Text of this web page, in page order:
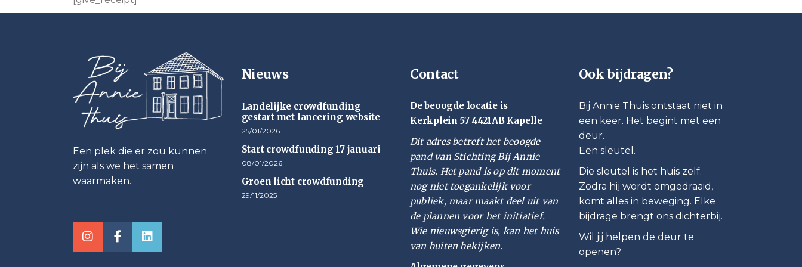
Een plek die er zou kunnen
zijn als we het samen
waarmaken.
Nieuws
Landelijke crowdfunding
gestart met lancering website
25/01/2026
Start crowdfunding 17 januari
08/01/2026
Groen licht crowdfunding
29/11/2025
Contact
De beoogde locatie is
Kerkplein 57 4421AB Kapelle
Dit adres betreft het beoogde
pand van Stichting Bij Annie
Thuis. Het pand is op dit moment
nog niet toegankelijk voor
publiek, maar maakt deel uit van
de plannen voor het initiatief.
Wie nieuwsgierig is, kan het huis
van buiten bekijken.
Ook bijdragen?
Bij Annie Thuis ontstaat niet in
een keer. Het begint met een
deur.
Een sleutel.
Die sleutel is het huis zelf.
Zodra hij wordt omgedraaid,
komt alles in beweging. Elke
bijdrage brengt ons dichterbij.
Wil jij helpen de deur te
openen?